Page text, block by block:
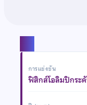
การแข่งขัน
ฟิสิกส์โอลิมปิกระ